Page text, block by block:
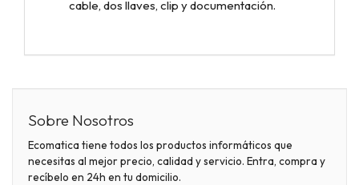
cable, dos llaves, clip y documentación.
Sobre Nosotros
Ecomatica tiene todos los productos informáticos que
necesitas al mejor precio, calidad y servicio. Entra, compra y
recíbelo en 24h en tu domicilio.